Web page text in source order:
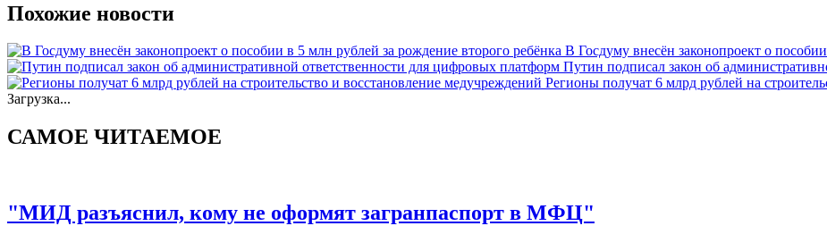
Похожие новости
В Госдуму внесён законопроект о
Путин подписал закон об
Регионы получат 6 млрд рублей на
Загрузка...
САМОЕ ЧИТАЕМОЕ
"МИД разъяснил, кому не оформят загранпаспорт в МФЦ"